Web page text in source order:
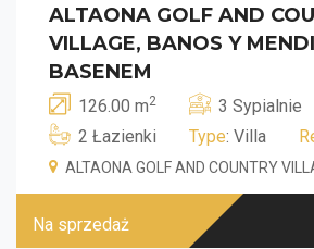
ALTAONA GOLF AND
VILLAGE, BANOS Y
BASENEM
126.00 m2
3 Sypialnie
2 Łazienki
Type: Villa
ALTAONA GOLF AND COUNTRY
Na sprzedaż